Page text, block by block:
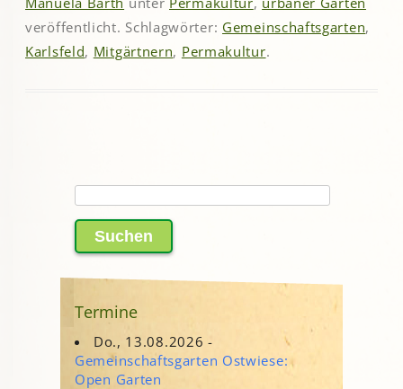
veröffentlicht. Schlagwörter: Gemeinschaftsgarten,
Karlsfeld, Mitgärtnern, Permakultur.
nach:
Termine
Do., 13.08.2026 -
Gemeinschaftsgarten Ostwiese:
Open Garten